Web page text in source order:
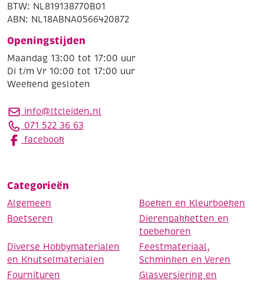
BTW: NL819138770B01
ABN: NL18ABNA0566420872
Openingstijden
Maandag 13:00 tot 17:00 uur
Di t/m Vr 10:00 tot 17:00 uur
Weekend gesloten
info@ltcleiden.nl
071 522 36 63
facebook
Categorieën
Algemeen
Boeken en Kleurboeken
Boetseren
Dierenpakketten en
toebehoren
Diverse Hobbymaterialen
en Knutselmaterialen
Feestmateriaal,
Schminken en Veren
Fournituren
Glasversiering en